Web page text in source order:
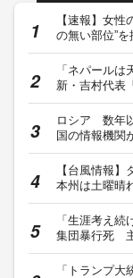
【速報】女
の無い部位”
「ネパール
新・吉村代表
ロシア 数年
国の情報機
【台風情報
本州は土曜晴
「生涯考え
集団暴行死
「トランプ